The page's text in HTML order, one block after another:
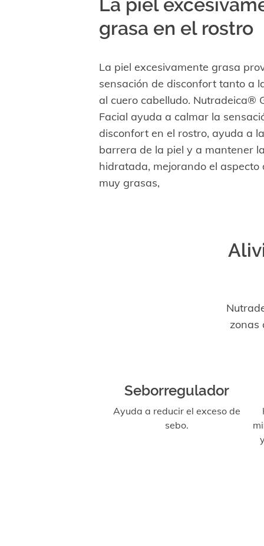
La piel
grasa en el rostro
La piel excesivamente grasa
sensación de disconfort tanto a
al cuero cabelludo. Nutradeica®
Facial ayuda a calmar la
disconfort en el rostro, ayuda a
barrera de la piel y a mantener
hidratada, mejorando el aspecto
muy grasas,
zonas
Seborregulador
Ayuda a reducir el exceso de
sebo.